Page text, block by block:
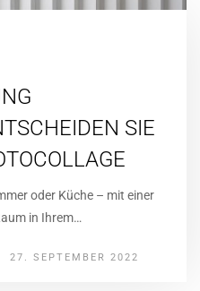
SIE
oder Küche – mit einer
in Ihrem…
27. SEPTEMBER 2022